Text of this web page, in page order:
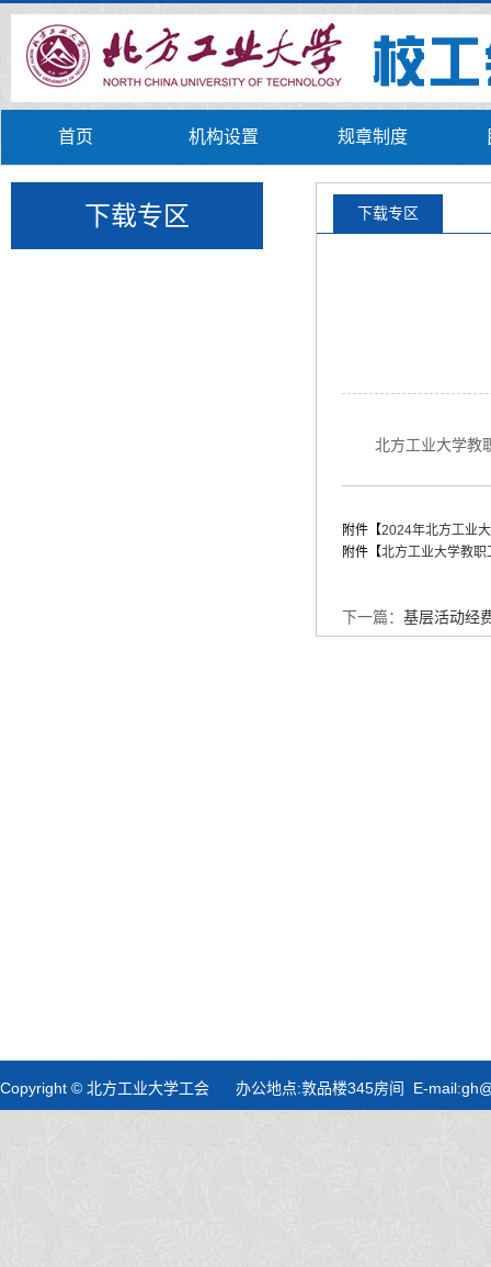
首页 机构设置 规章制度
下载专区 下载专区
北方工业大学教
附件【2024年北方工业
附件【北方工业大学教
下一篇： 基层活动经
Copyright © 北方工业大学工会 办公地点:敦品楼345房间 E-